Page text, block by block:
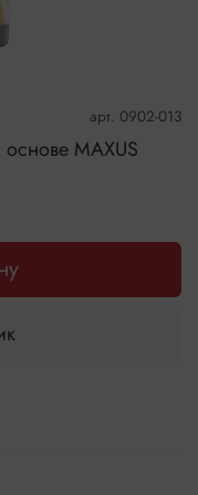
арт. 0902-013
MAXUS